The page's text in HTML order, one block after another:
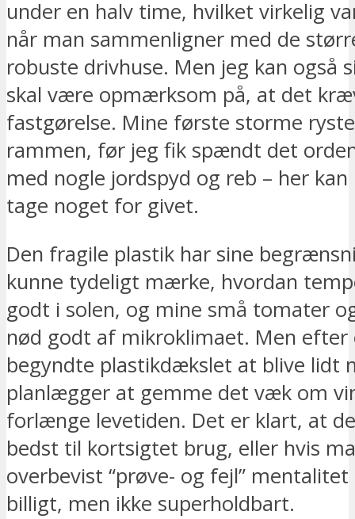
under en halv time, hvilket virkelig
når man sammenligner med de
robuste drivhuse. Men jeg kan også
skal være opmærksom på, at det
fastgørelse. Mine første storme
rammen, før jeg fik spændt det
med nogle jordspyd og reb – her
tage noget for givet.
Den fragile plastik har sine
kunne tydeligt mærke, hvordan
godt i solen, og mine små tomater
nød godt af mikroklimaet. Men efter
begyndte plastikdækslet at blive lidt
planlægger at gemme det væk om
forlænge levetiden. Det er klart, at
bedst til kortsigtet brug, eller hvis
overbevist “prøve- og fejl”
billigt, men ikke superholdbart.